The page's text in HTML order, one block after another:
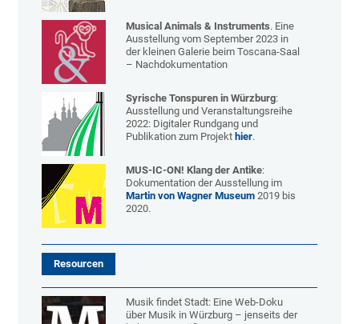
Musical Animals & Instruments. Eine
Ausstellung vom September 2023 in
der kleinen Galerie beim Toscana-Saal
– Nachdokumentation
Syrische Tonspuren in Würzburg:
Ausstellung und Veranstaltungsreihe
2022: Digitaler Rundgang und
Publikation zum Projekt hier.
MUS-IC-ON! Klang der Antike:
Dokumentation der Ausstellung im
Martin von Wagner Museum 2019 bis
2020.
Resourcen
Musik findet Stadt: Eine Web-Doku
über Musik in Würzburg – jenseits der